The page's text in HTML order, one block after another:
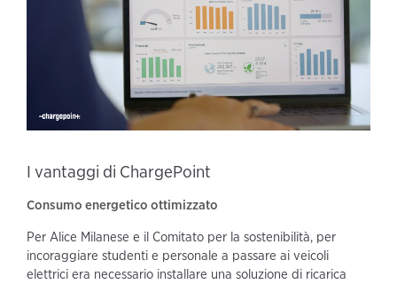
I vantaggi di ChargePoint
Consumo energetico ottimizzato
Per Alice Milanese e il Comitato per la sostenibilità, per
incoraggiare studenti e personale a passare ai veicoli
elettrici era necessario installare una soluzione di ricarica